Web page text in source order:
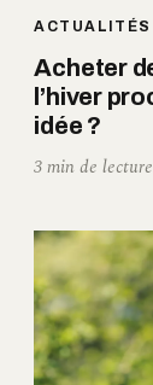
ACTUALITÉS
Acheter
l’hiver
idée ?
3 min de lecture